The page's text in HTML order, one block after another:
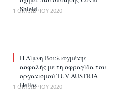
Shield
1 ΟΚΤΩΒΡΊΟΥ 2020
H Λίμνη Βουλιαγμένης
ασφαλής με τη σφραγίδα του
οργανισμού TUV AUSTRIA
Hellas
1 ΟΚΤΩΒΡΊΟΥ 2020